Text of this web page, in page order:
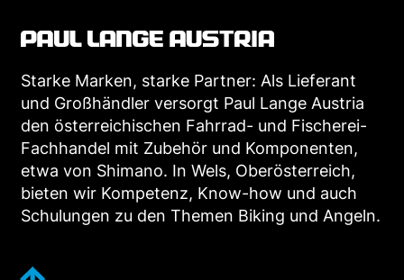
Starke Marken, starke Partner: Als Lieferant
und Großhändler versorgt Paul Lange Austria
den österreichischen Fahrrad- und Fischerei-
Fachhandel mit Zubehör und Komponenten,
etwa von Shimano. In Wels, Oberösterreich,
bieten wir Kompetenz, Know-how und auch
Schulungen zu den Themen Biking und Angeln.